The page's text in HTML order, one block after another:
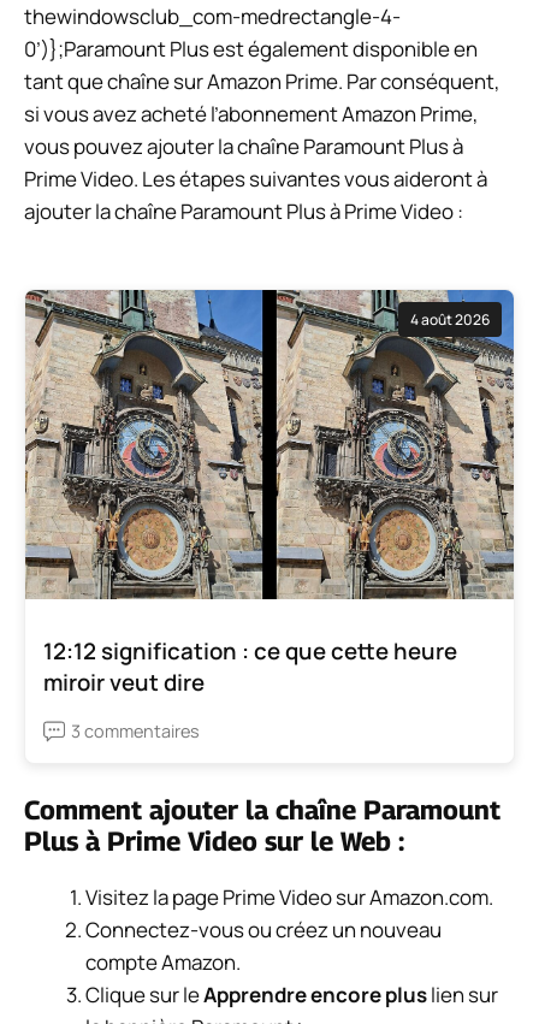
thewindowsclub_com-medrectangle-4-
0’)};Paramount Plus est également disponible en
tant que chaîne sur Amazon Prime. Par conséquent,
si vous avez acheté l’abonnement Amazon Prime,
vous pouvez ajouter la chaîne Paramount Plus à
Prime Video. Les étapes suivantes vous aideront à
ajouter la chaîne Paramount Plus à Prime Video :
4 août 2026
12:12 signification : ce que cette heure
miroir veut dire
3 commentaires
Comment ajouter la chaîne Paramount
Plus à Prime Video sur le Web :
Visitez la page Prime Video sur Amazon.com.
Connectez-vous ou créez un nouveau
compte Amazon.
Clique sur leApprendre encore pluslien sur